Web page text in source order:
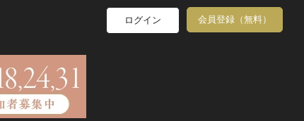
ログイン 会員登録（無料）